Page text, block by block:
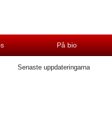
På bio
Senaste uppdateringarna